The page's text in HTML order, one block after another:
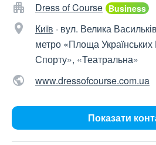
Dress of Course
Київ · вул. Велика
метро «Площа
Спорту», «Театральна»
www.dressofcourse.com.ua
Показати